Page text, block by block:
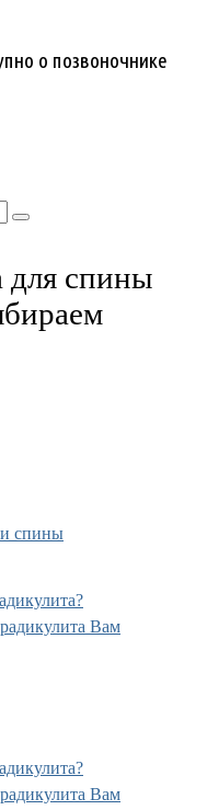
о позвоночнике
для спины
спины
Вам
Вам